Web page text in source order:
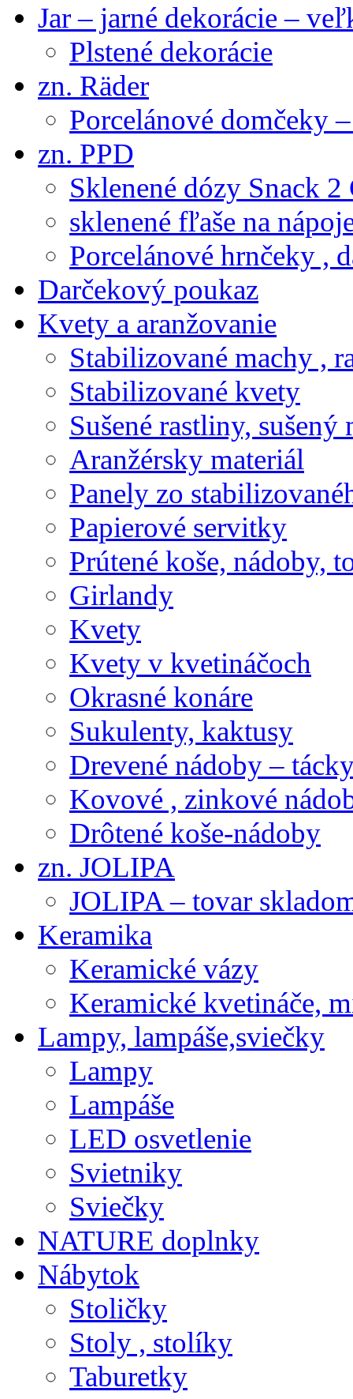
Jar – jarné dekorácie –
Plstené dekorácie
zn. Räder
Porcelánové domčeky
zn. PPD
Sklenené dózy Snack 2
sklenené fľaše na
Porcelánové hrnčeky ,
Darčekový poukaz
Kvety a aranžovanie
Stabilizované machy ,
Stabilizované kvety
Sušené rastliny,
Aranžérsky materiál
Panely zo
Papierové servitky
Prútené koše, nádoby,
Girlandy
Kvety
Kvety v kvetináčoch
Okrasné konáre
Sukulenty, kaktusy
Drevené nádoby –
Kovové , zinkové
Drôtené koše-nádoby
zn. JOLIPA
JOLIPA – tovar
Keramika
Keramické vázy
Keramické kvetináče,
Lampy, lampáše,sviečky
Lampy
Lampáše
LED osvetlenie
Svietniky
Sviečky
NATURE doplnky
Nábytok
Stoličky
Stoly , stolíky
Taburetky